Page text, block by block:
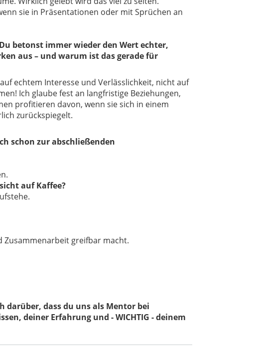
sie in Präsentationen oder mit Sprüchen an
betonst immer wieder den Wert echter,
aus – und warum ist das gerade für
echtem Interesse und Verlässlichkeit, nicht auf
Ich glaube fest an langfristige Beziehungen,
profitieren davon, wenn sie sich in einem
zurückspiegelt.
schon zur abschließenden
auf Kaffee?
.
Zusammenarbeit greifbar macht.
darüber, dass du uns als Mentor bei
deiner Erfahrung und - WICHTIG - deinem